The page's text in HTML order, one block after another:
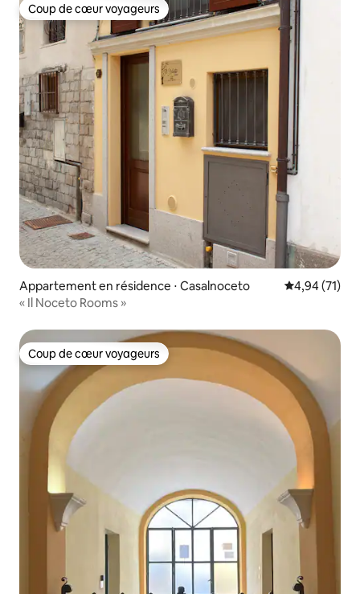
Coup de cœur voyageurs
Coup de cœur voyageurs
Appartement en résidence ⋅ Casalnoceto Évaluation
4,94 (71)
« Il Noceto Rooms »
Coup de cœur voyageurs
Coup de cœur voyageurs